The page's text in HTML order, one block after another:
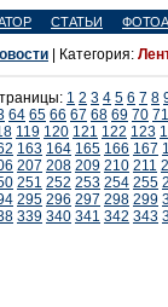
СТАТЬИ
| Категория:
1 2 3 4 5 6 7 8
64 65 66 67 68 69 70 71
119 120 121 122 123
163 164 165 166 167
207 208 209 210 211
251 252 253 254 255
295 296 297 298 299
339 340 341 342 343